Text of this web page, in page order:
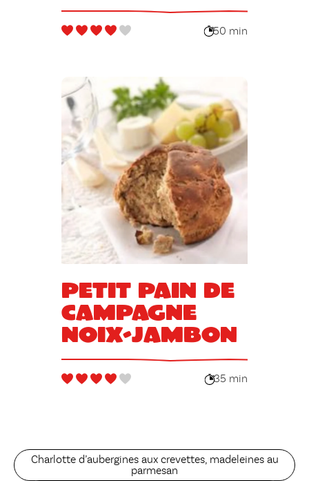
50 min
Petit pain de
campagne
noix-jambon
35 min
Charlotte d’aubergines aux crevettes, madeleines au
parmesan